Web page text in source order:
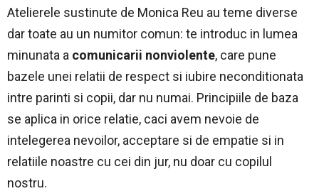
Atelierele sustinute de Monica Reu au teme diverse
dar toate au un numitor comun: te introduc in lumea
minunata a comunicarii nonviolente, care pune
bazele unei relatii de respect si iubire neconditionata
intre parinti si copii, dar nu numai. Principiile de baza
se aplica in orice relatie, caci avem nevoie de
intelegerea nevoilor, acceptare si de empatie si in
relatiile noastre cu cei din jur, nu doar cu copilul
nostru.